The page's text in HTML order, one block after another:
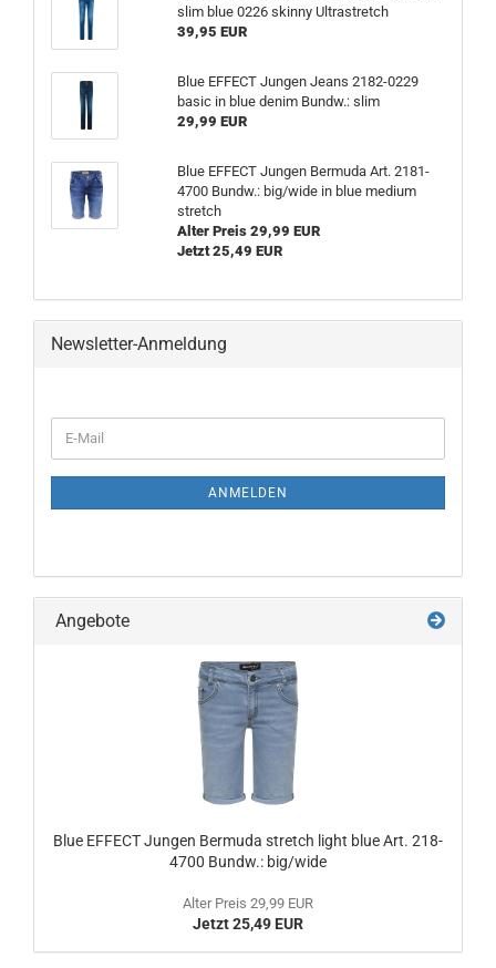
slim blue 0226 skinny Ultrastretch
39,95 EUR
Blue EFFECT Jungen Jeans 2182-0229
basic in blue denim Bundw.: slim
29,99 EUR
Blue EFFECT Jungen Bermuda Art. 2181-
4700 Bundw.: big/wide in blue medium
stretch
Alter Preis 29,99 EUR
Jetzt 25,49 EUR
Newsletter-Anmeldung
ANMELDEN
Angebote
Blue EFFECT Jungen Bermuda stretch light blue Art. 218-
4700 Bundw.: big/wide
Alter Preis 29,99 EUR
Jetzt 25,49 EUR